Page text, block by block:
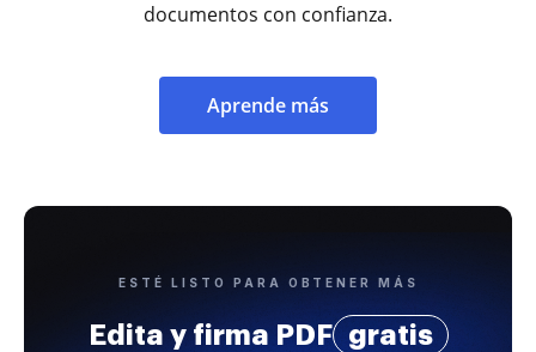
documentos con confianza.
Aprende más
ESTÉ LISTO PARA OBTENER MÁS
Edita y firma PDF gratis